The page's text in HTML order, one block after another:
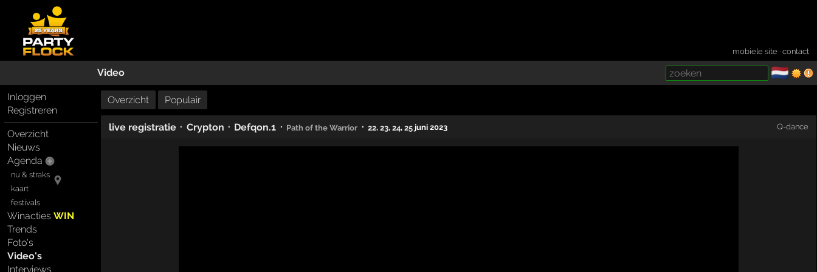
mobiele site ·contact
Video 🇳🇱
Inloggen
Registreren
Overzicht
Nieuws
Agenda
nu & straks
kaart
festivals
WinactiesWIN
Trends
Foto's
Video's
Interviews
Overzicht Populair
live registratie · Crypton · Defqon.1 · Path of the Warrior · 22,23,24,25juni 2023 Q-dance